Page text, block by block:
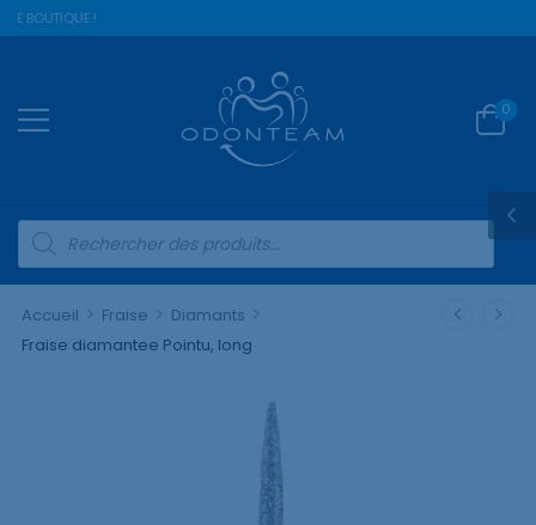
BOUTIQUE !
0
Accueil > Fraise > Diamants >
Fraise diamantee Pointu, long